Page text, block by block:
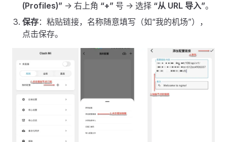
(Profiles)” -> 右上角 “+” 号 -> 选择 “从 URL 导入”。
保存：粘贴链接，名称随意填写（如“我的机场”），
点击保存。